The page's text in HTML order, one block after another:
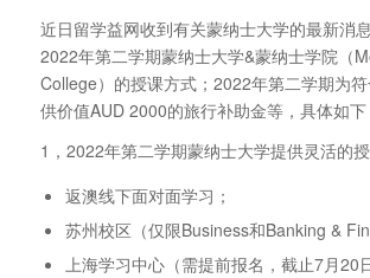
近日留学益网收到有关蒙纳士大学的最新消
2022年第二学期蒙纳士大学&蒙纳士学院（
College）的授课方式；2022年第二学期为
供价值AUD 2000的旅行补助金等，具体如下
1，2022年第二学期蒙纳士大学提供灵活的授
返澳线下面对面学习；
苏州校区（仅限Business和Banking &
上海学习中心（需提前报名，截止7月20